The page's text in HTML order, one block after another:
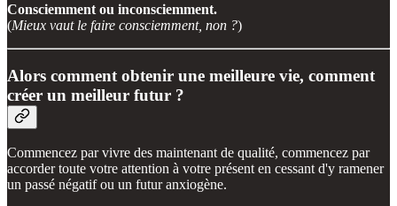
Consciemment ou inconsciemment.
(Mieux vaut le faire consciemment, non ?)
Alors comment obtenir une meilleure vie, comment
créer un meilleur futur ?
Commencez par vivre des maintenant de qualité, commencez par
accorder toute votre attention à votre présent en cessant d'y ramener
un passé négatif ou un futur anxiogène.